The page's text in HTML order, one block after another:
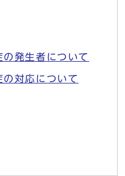
発生者について
対応について